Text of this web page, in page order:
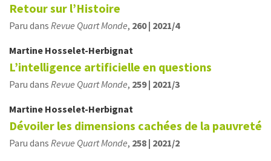
Retour sur l’Histoire
Paru dans Revue Quart Monde, 260 | 2021/4
Martine Hosselet-Herbignat
L’intelligence artificielle en questions
Paru dans Revue Quart Monde, 259 | 2021/3
Martine Hosselet-Herbignat
Dévoiler les dimensions cachées de la pauvreté
Paru dans Revue Quart Monde, 258 | 2021/2